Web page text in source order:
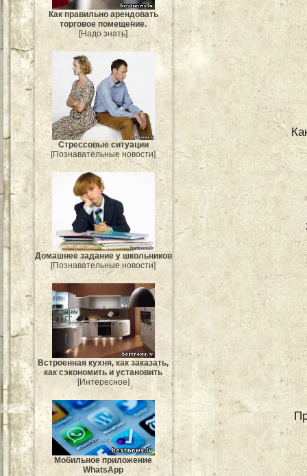
Как правильно арендовать
торговое помещение.
[Надо знать]
Стрессовые ситуации
[Познавательные новости]
Домашнее задание у школьников
[Познавательные новости]
Встроенная кухня, как заказать,
как сэкономить и установить
[Интересное]
Мобильное приложение
WhatsApp